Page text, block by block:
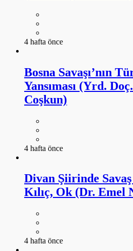
4 hafta önce
Bosna Savaşı’nın
Yansıması (Yrd.
Coşkun)
4 hafta önce
Divan Şiirinde
Kılıç, Ok (Dr. Emel
4 hafta önce